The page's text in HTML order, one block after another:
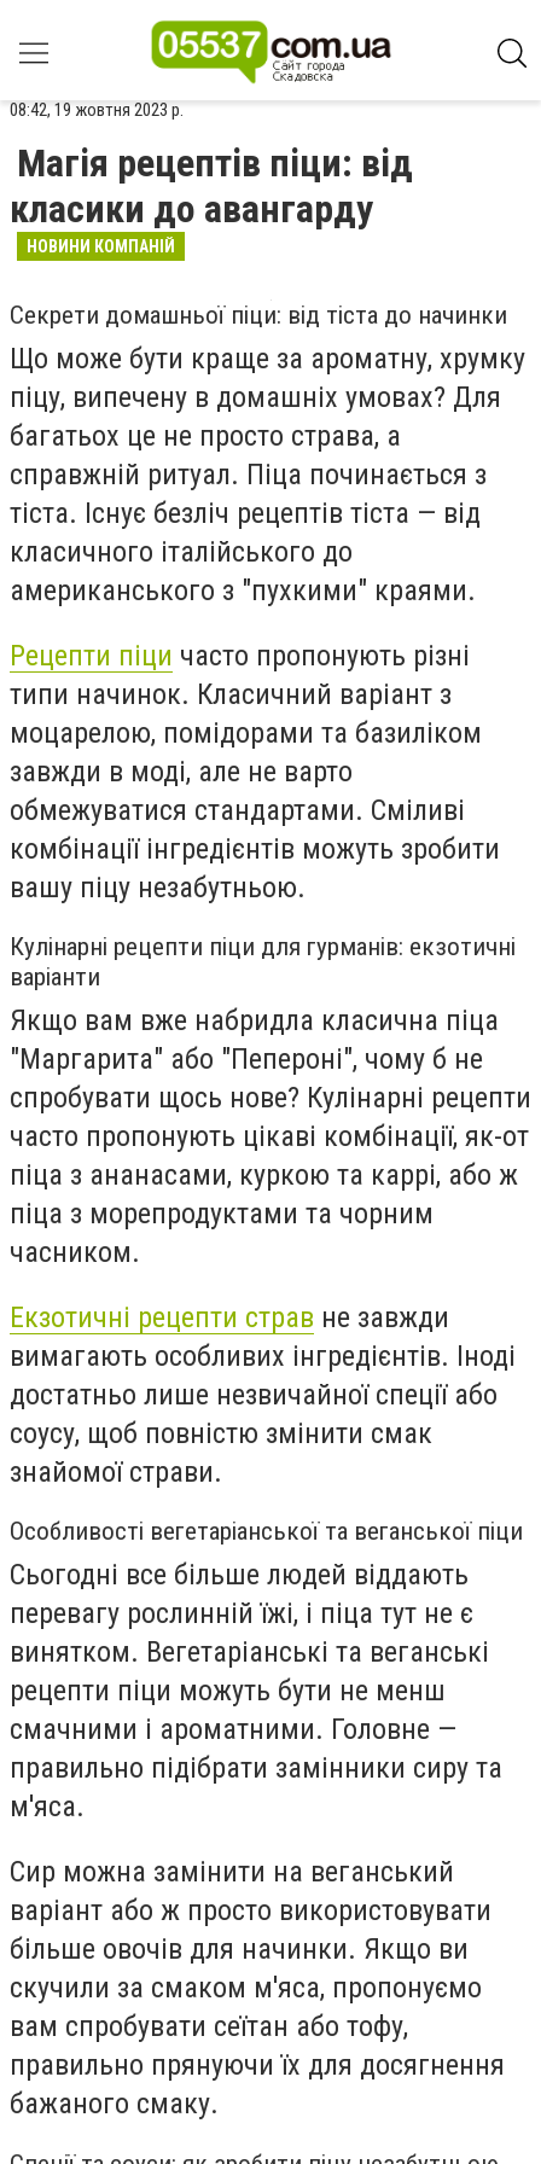
08:42, 19 жовтня 2023 р.
Магія рецептів піци: від
класики до авангарду
НОВИНИ КОМПАНІЙ
Секрети домашньої піци: від тіста до начинки
Що може бути краще за ароматну, хрумку
піцу, випечену в домашніх умовах? Для
багатьох це не просто страва, а
справжній ритуал. Піца починається з
тіста. Існує безліч рецептів тіста — від
класичного італійського до
американського з "пухкими" краями.
Рецепти піци часто пропонують різні
типи начинок. Класичний варіант з
моцарелою, помідорами та базиліком
завжди в моді, але не варто
обмежуватися стандартами. Сміливі
комбінації інгредієнтів можуть зробити
вашу піцу незабутньою.
Кулінарні рецепти піци для гурманів: екзотичні
варіанти
Якщо вам вже набридла класична піца
"Маргарита" або "Пепероні", чому б не
спробувати щось нове? Кулінарні рецепти
часто пропонують цікаві комбінації, як-от
піца з ананасами, куркою та каррі, або ж
піца з морепродуктами та чорним
часником.
Екзотичні рецепти страв не завжди
вимагають особливих інгредієнтів. Іноді
достатньо лише незвичайної спеції або
соусу, щоб повністю змінити смак
знайомої страви.
Особливості вегетаріанської та веганської піци
Сьогодні все більше людей віддають
перевагу рослинній їжі, і піца тут не є
винятком. Вегетаріанські та веганські
рецепти піци можуть бути не менш
смачними і ароматними. Головне —
правильно підібрати замінники сиру та
м'яса.
Сир можна замінити на веганський
варіант або ж просто використовувати
більше овочів для начинки. Якщо ви
скучили за смаком м'яса, пропонуємо
вам спробувати сеїтан або тофу,
правильно прянуючи їх для досягнення
бажаного смаку.